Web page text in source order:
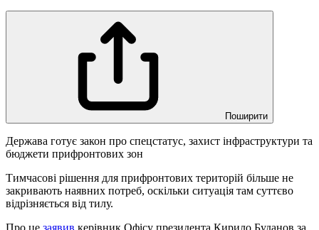
Поширити
Держава готує закон про спецстатус, захист інфраструктури та
бюджети прифронтових зон
Тимчасові рішення для прифронтових територій більше не
закривають наявних потреб, оскільки ситуація там суттєво
відрізняється від тилу.